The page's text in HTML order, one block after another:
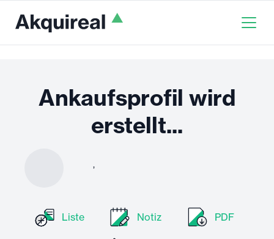
Ankaufsprofil wird
erstellt...
,
Liste Notiz PDF